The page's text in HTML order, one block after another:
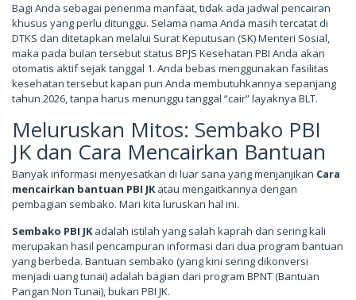
Bagi Anda sebagai penerima manfaat, tidak ada jadwal pencairan
khusus yang perlu ditunggu. Selama nama Anda masih tercatat di
DTKS dan ditetapkan melalui Surat Keputusan (SK) Menteri Sosial,
maka pada bulan tersebut status BPJS Kesehatan PBI Anda akan
otomatis aktif sejak tanggal 1. Anda bebas menggunakan fasilitas
kesehatan tersebut kapan pun Anda membutuhkannya sepanjang
tahun 2026, tanpa harus menunggu tanggal “cair” layaknya BLT.
Meluruskan Mitos: Sembako PBI
JK dan Cara Mencairkan Bantuan
Banyak informasi menyesatkan di luar sana yang menjanjikan Cara
mencairkan bantuan PBI JKatau mengaitkannya dengan
pembagian sembako. Mari kita luruskan hal ini.
Sembako PBI JKadalah istilah yang salah kaprah dan sering kali
merupakan hasil pencampuran informasi dari dua program bantuan
yang berbeda. Bantuan sembako (yang kini sering dikonversi
menjadi uang tunai) adalah bagian dari program BPNT (Bantuan
Pangan Non Tunai), bukan PBI JK.